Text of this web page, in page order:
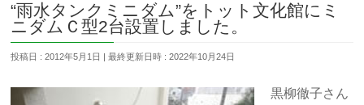
“雨水タンクミニダム”をトット文化館にミ
ニダムＣ型2台設置しました。
投稿日 : 2012年5月1日 最終更新日時 : 2022年10月24日
黒柳徹子さん